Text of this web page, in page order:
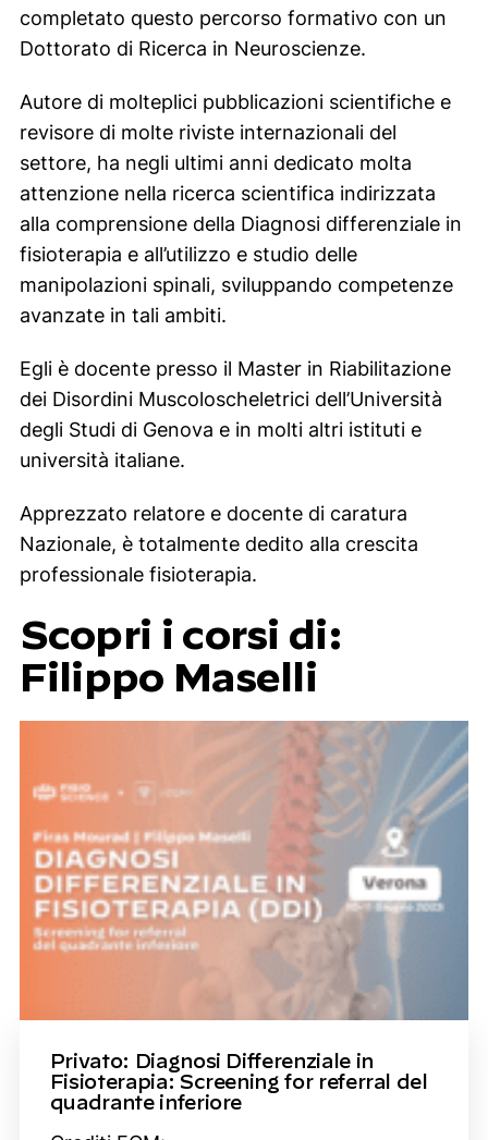
completato questo percorso formativo con un
Dottorato di Ricerca in Neuroscienze.
Autore di molteplici pubblicazioni scientifiche e
revisore di molte riviste internazionali del
settore, ha negli ultimi anni dedicato molta
attenzione nella ricerca scientifica indirizzata
alla comprensione della Diagnosi differenziale in
fisioterapia e all’utilizzo e studio delle
manipolazioni spinali, sviluppando competenze
avanzate in tali ambiti.
Egli è docente presso il Master in Riabilitazione
dei Disordini Muscoloscheletrici dell’Università
degli Studi di Genova e in molti altri istituti e
università italiane.
Apprezzato relatore e docente di caratura
Nazionale, è totalmente dedito alla crescita
professionale fisioterapia.
Scopri i corsi di:
Filippo Maselli
Privato: Diagnosi Differenziale in
Fisioterapia: Screening for referral del
quadrante inferiore